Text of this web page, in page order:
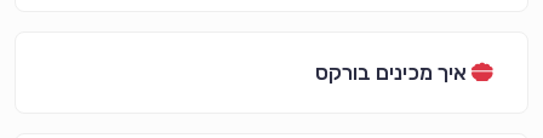
איך מכינים בורקס